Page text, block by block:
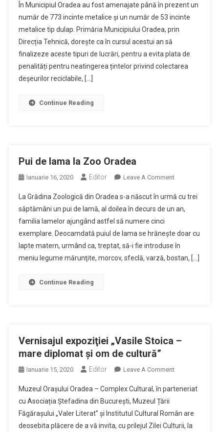
De
Proprietari
Sunt
In
Continuare
Cu
Metalice
În Municipiul Oradea au fost amenajate până în prezent un
număr de 773 incinte metalice și un număr de 53 incinte
metalice tip dulap. Primăria Municipiului Oradea, prin
Direcția Tehnică, dorește ca în cursul acestui an să
finalizeze aceste tipuri de lucrări, pentru a evita plata de
penalități pentru neatingerea țintelor privind colectarea
deșeurilor reciclabile, […]
Continue Reading
Pui de lama la Zoo Oradea
Ianuarie 16, 2020 Editor Leave A CommentOn
De
Lama
Zoo
Oradea
La Grădina Zoologică din Oradea s-a născut în urmă cu trei
săptămâni un pui de lamă, al doilea în decurs de un an,
familia lamelor ajungând astfel să numere cinci
exemplare. Deocamdată puiul de lama se hrănește doar cu
lapte matern, urmând ca, treptat, să-i fie introduse în
meniu legume mărunţite, morcov, sfeclă, varză, bostan, […]
Continue Reading
Vernisajul expoziţiei „Vasile Stoica –
mare diplomat și om de cultură”
Ianuarie 15, 2020 Editor Leave A CommentOn
Expoziţiei
Stoica
–
Muzeul Orașului Oradea – Complex Cultural, în parteneriat
cu Asociația Ștefadina din București, Muzeul Țării
Făgărașului „Valer Literat” şi Institutul Cultural Român are
deosebita plăcere de a vă invita, cu prilejul Zilei Culturii, la